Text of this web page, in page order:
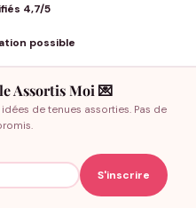
4,7/5
possible
Assortis Moi 💌
de tenues assorties. Pas de